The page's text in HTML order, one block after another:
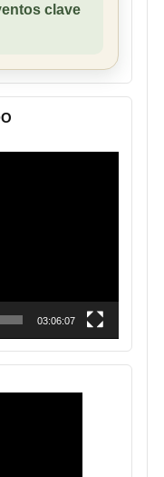
clave
03:06:07